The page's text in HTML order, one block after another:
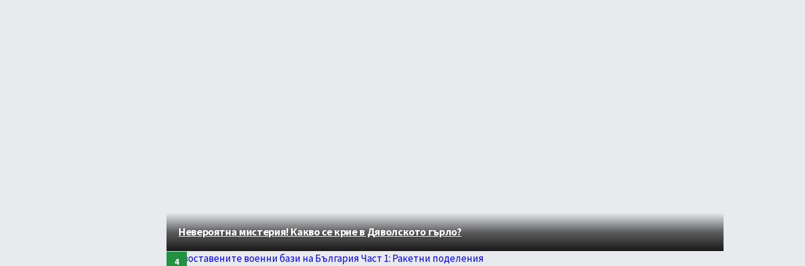
Невероятна мистерия! Какво се крие в Дяволското гърло?